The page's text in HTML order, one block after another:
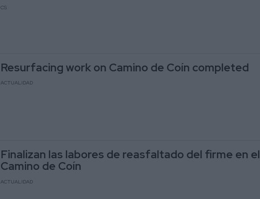
CS
Resurfacing work on Camino de Coín completed
ACTUALIDAD
Finalizan las labores de reasfaltado del firme en el
Camino de Coín
ACTUALIDAD